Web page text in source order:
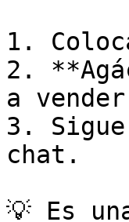
1.
2.
a
3.
chat.
💡 Es